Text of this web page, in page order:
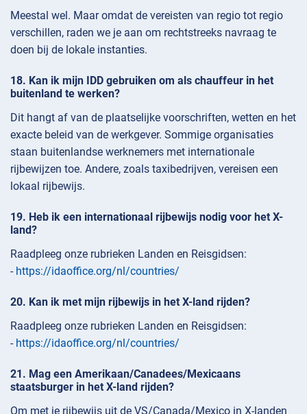
Meestal wel. Maar omdat de vereisten van regio tot regio
verschillen, raden we je aan om rechtstreeks navraag te
doen bij de lokale instanties.
Kan ik mijn IDD gebruiken om als chauffeur in het
buitenland te werken?
Dit hangt af van de plaatselijke voorschriften, wetten en het
exacte beleid van de werkgever. Sommige organisaties
staan buitenlandse werknemers met internationale
rijbewijzen toe. Andere, zoals taxibedrijven, vereisen een
lokaal rijbewijs.
Heb ik een internationaal rijbewijs nodig voor het X-
land?
Raadpleeg onze rubrieken Landen en Reisgidsen:
- https://idaoffice.org/nl/countries/
Kan ik met mijn rijbewijs in het X-land rijden?
Raadpleeg onze rubrieken Landen en Reisgidsen:
- https://idaoffice.org/nl/countries/
Mag een Amerikaan/Canadees/Mexicaans
staatsburger in het X-land rijden?
Om met je rijbewijs uit de VS/Canada/Mexico in X-landen